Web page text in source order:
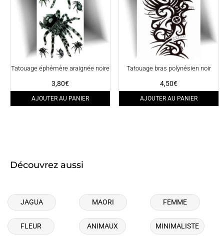
Tatouage éphémère araignée noire
3,80€
AJOUTER AU PANIER
Tatouage bras polynésien noir
4,50€
AJOUTER AU PANIER
Découvrez aussi
JAGUA MAORI FEMME
FLEUR ANIMAUX MINIMALISTE